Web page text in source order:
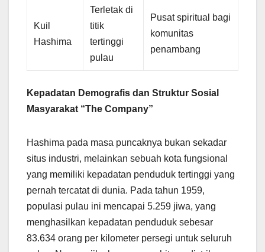
Kuil
Hashima
Terletak di
titik
tertinggi
pulau
Pusat spiritual bagi
komunitas
penambang
Kepadatan Demografis dan Struktur Sosial
Masyarakat “The Company”
Hashima pada masa puncaknya bukan sekadar
situs industri, melainkan sebuah kota fungsional
yang memiliki kepadatan penduduk tertinggi yang
pernah tercatat di dunia. Pada tahun 1959,
populasi pulau ini mencapai 5.259 jiwa, yang
menghasilkan kepadatan penduduk sebesar
83.634 orang per kilometer persegi untuk seluruh